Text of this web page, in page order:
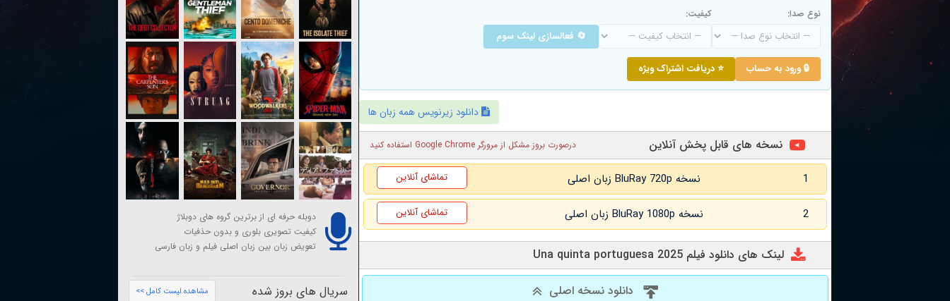
نوع صدا: کیفیت:
🔄 فعالسازی لینک سوم
🔒 ورود به حساب ⭐ دریافت اشتراک ویژه
دانلود زیرنویس همه زبان ها
نسخه های قابل پخش آنلاین درصورت بروز مشکل از مرورگر Google Chrome استفاده کنید
1 نسخه BluRay 720p زبان اصلی تماشای آنلاین
2 نسخه BluRay 1080p زبان اصلی تماشای آنلاین
لینک های دانلود فیلم Una quinta portuguesa 2025
دانلود نسخه اصلی
دوبله حرفه ای از برترین گروه های دوبلاژ
کیفیت تصویری بلوری و بدون حذفیات
تعویض زبان بین زبان اصلی فیلم و زبان فارسی
سریال های بروز شده مشاهده لیست کامل >>